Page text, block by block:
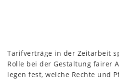
Tarifverträge in der Zeitarbeit
Rolle bei der Gestaltung fairer
legen fest, welche Rechte und